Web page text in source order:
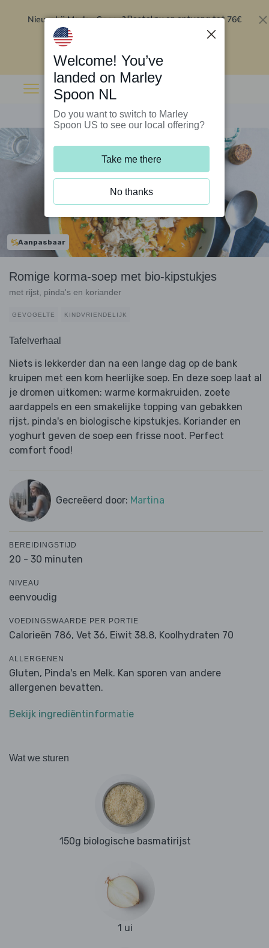
Nieuw bij Marley Spoon?Bestel nu en ontvang tot 76€
Aanpasbaar
Romige korma-soep met bio-kipstukjes
met rijst, pinda's en koriander
GEVOGELTE KINDVRIENDELIJK
Tafelverhaal
Niets is lekkerder dan na een lange dag op de bank
kruipen met een kom heerlijke soep. En deze soep laat al
je dromen uitkomen: warme kormakruiden, zoete
aardappels en een smakelijke topping van gebakken
rijst, pinda's en biologische kipstukjes. Koriander en
yoghurt geven de soep een frisse noot. Perfect
comfort food!
Gecreëerd door: Martina
BEREIDINGSTIJD
20 - 30 minuten
NIVEAU
eenvoudig
VOEDINGSWAARDE PER PORTIE
Calorieën 786, Vet 36, Eiwit 38.8, Koolhydraten 70
ALLERGENEN
Gluten, Pinda's en Melk. Kan sporen van andere
allergenen bevatten.
Bekijk ingrediëntinformatie
Wat we sturen
150g biologische basmatirijst
1 ui
Welcome! You’ve
landed on Marley
Spoon NL
Do you want to switch to Marley
Spoon US to see our local offering?
Take me there
No thanks